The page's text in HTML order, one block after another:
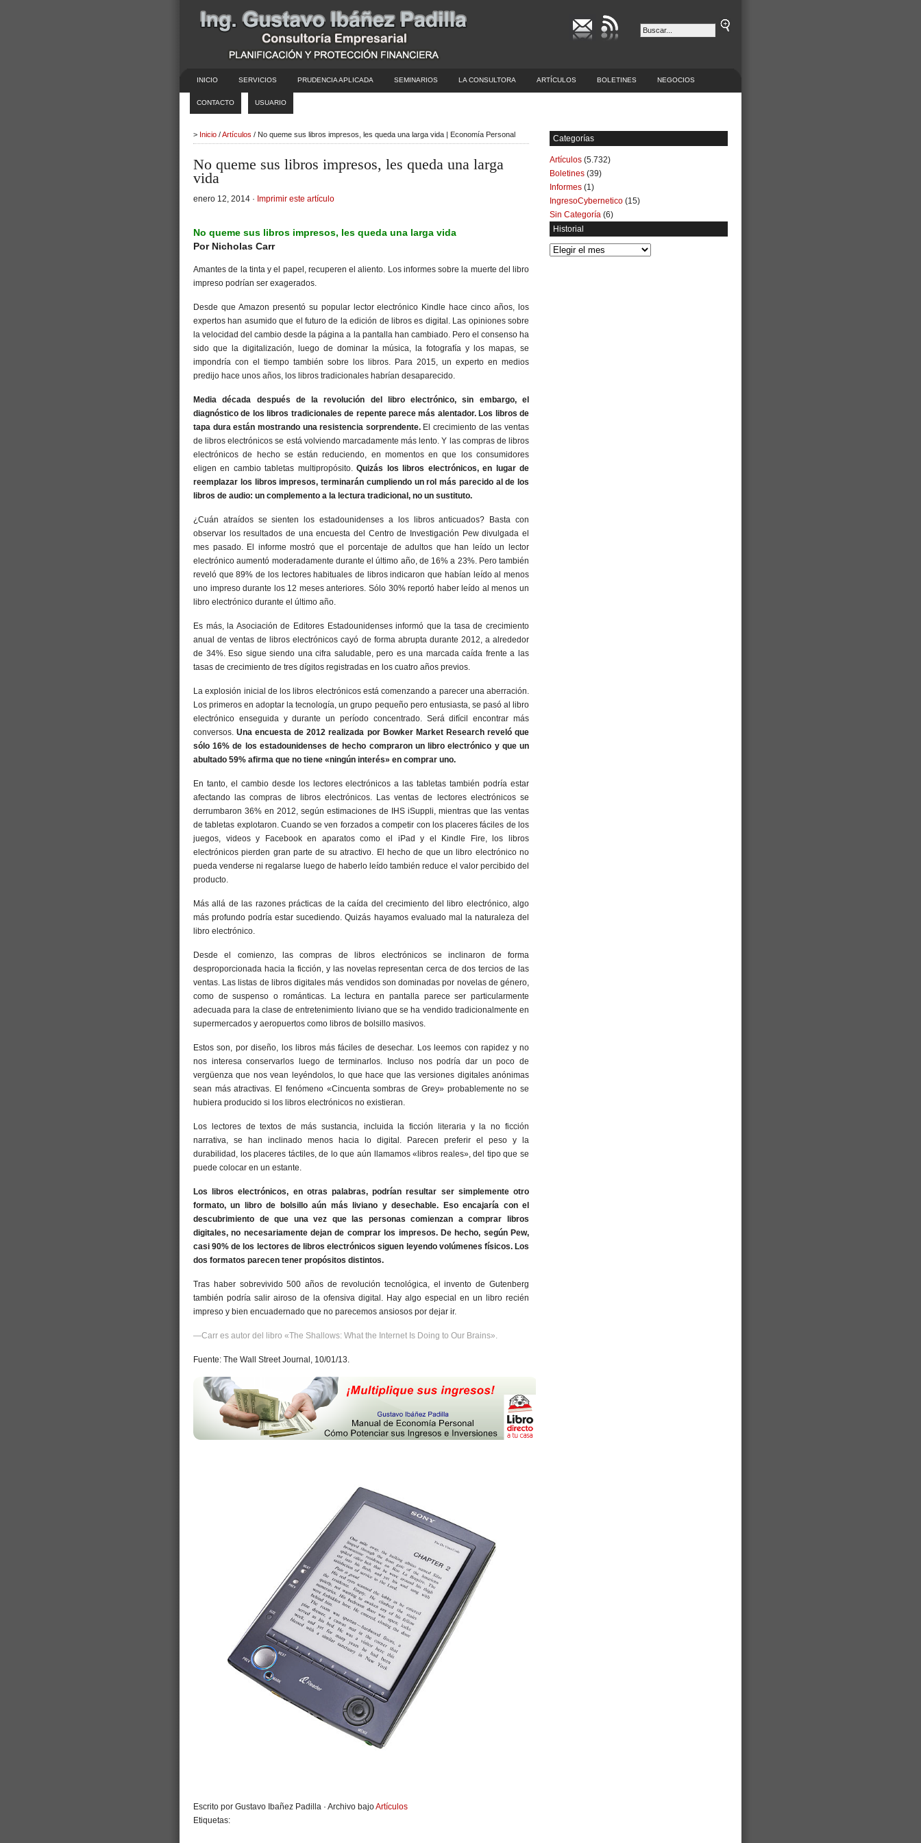
INICIO SERVICIOS PRUDENCIA APLICADA SEMINARIOS LA CONSULTORA ARTÍCULOS BOLETINES NEGOCIOS
CONTACTO USUARIO
> Inicio /Artículos / No queme sus libros impresos, les queda una larga vida | Economía Personal
No queme sus libros impresos, les queda una larga
vida
enero 12, 2014 · Imprimir este artículo
No queme sus libros impresos, les queda una larga vida
Por Nicholas Carr
Amantes de la tinta y el papel, recuperen el aliento. Los informes sobre la muerte del libro
impreso podrían ser exagerados.
Desde que Amazon presentó su popular lector electrónico Kindle hace cinco años, los
expertos han asumido que el futuro de la edición de libros es digital. Las opiniones sobre
la velocidad del cambio desde la página a la pantalla han cambiado. Pero el consenso ha
sido que la digitalización, luego de dominar la música, la fotografía y los mapas, se
impondría con el tiempo también sobre los libros. Para 2015, un experto en medios
predijo hace unos años, los libros tradicionales habrían desaparecido.
Media década después de la revolución del libro electrónico, sin embargo, el
diagnóstico de los libros tradicionales de repente parece más alentador. Los libros de
tapa dura están mostrando una resistencia sorprendente.El crecimiento de las ventas
de libros electrónicos se está volviendo marcadamente más lento. Y las compras de libros
electrónicos de hecho se están reduciendo, en momentos en que los consumidores
eligen en cambio tabletas multipropósito.Quizás los libros electrónicos, en lugar de
reemplazar los libros impresos, terminarán cumpliendo un rol más parecido al de los
libros de audio: un complemento a la lectura tradicional, no un sustituto.
¿Cuán atraídos se sienten los estadounidenses a los libros anticuados? Basta con
observar los resultados de una encuesta del Centro de Investigación Pew divulgada el
mes pasado. El informe mostró que el porcentaje de adultos que han leído un lector
electrónico aumentó moderadamente durante el último año, de 16% a 23%. Pero también
reveló que 89% de los lectores habituales de libros indicaron que habían leído al menos
uno impreso durante los 12 meses anteriores. Sólo 30% reportó haber leído al menos un
libro electrónico durante el último año.
Es más, la Asociación de Editores Estadounidenses informó que la tasa de crecimiento
anual de ventas de libros electrónicos cayó de forma abrupta durante 2012, a alrededor
de 34%. Eso sigue siendo una cifra saludable, pero es una marcada caída frente a las
tasas de crecimiento de tres dígitos registradas en los cuatro años previos.
La explosión inicial de los libros electrónicos está comenzando a parecer una aberración.
Los primeros en adoptar la tecnología, un grupo pequeño pero entusiasta, se pasó al libro
electrónico enseguida y durante un período concentrado. Será difícil encontrar más
conversos.Una encuesta de 2012 realizada por Bowker Market Research reveló que
sólo 16% de los estadounidenses de hecho compraron un libro electrónico y que un
abultado 59% afirma que no tiene «ningún interés» en comprar uno.
En tanto, el cambio desde los lectores electrónicos a las tabletas también podría estar
afectando las compras de libros electrónicos. Las ventas de lectores electrónicos se
derrumbaron 36% en 2012, según estimaciones de IHS iSuppli, mientras que las ventas
de tabletas explotaron. Cuando se ven forzados a competir con los placeres fáciles de los
juegos, videos y Facebook en aparatos como el iPad y el Kindle Fire, los libros
electrónicos pierden gran parte de su atractivo. El hecho de que un libro electrónico no
pueda venderse ni regalarse luego de haberlo leído también reduce el valor percibido del
producto.
Más allá de las razones prácticas de la caída del crecimiento del libro electrónico, algo
más profundo podría estar sucediendo. Quizás hayamos evaluado mal la naturaleza del
libro electrónico.
Desde el comienzo, las compras de libros electrónicos se inclinaron de forma
desproporcionada hacia la ficción, y las novelas representan cerca de dos tercios de las
ventas. Las listas de libros digitales más vendidos son dominadas por novelas de género,
como de suspenso o románticas. La lectura en pantalla parece ser particularmente
adecuada para la clase de entretenimiento liviano que se ha vendido tradicionalmente en
supermercados y aeropuertos como libros de bolsillo masivos.
Estos son, por diseño, los libros más fáciles de desechar. Los leemos con rapidez y no
nos interesa conservarlos luego de terminarlos. Incluso nos podría dar un poco de
vergüenza que nos vean leyéndolos, lo que hace que las versiones digitales anónimas
sean más atractivas. El fenómeno «Cincuenta sombras de Grey» probablemente no se
hubiera producido si los libros electrónicos no existieran.
Los lectores de textos de más sustancia, incluida la ficción literaria y la no ficción
narrativa, se han inclinado menos hacia lo digital. Parecen preferir el peso y la
durabilidad, los placeres táctiles, de lo que aún llamamos «libros reales», del tipo que se
puede colocar en un estante.
Los libros electrónicos, en otras palabras, podrían resultar ser simplemente otro
formato, un libro de bolsillo aún más liviano y desechable. Eso encajaría con el
descubrimiento de que una vez que las personas comienzan a comprar libros
digitales, no necesariamente dejan de comprar los impresos. De hecho, según Pew,
casi 90% de los lectores de libros electrónicos siguen leyendo volúmenes físicos. Los
dos formatos parecen tener propósitos distintos.
Tras haber sobrevivido 500 años de revolución tecnológica, el invento de Gutenberg
también podría salir airoso de la ofensiva digital. Hay algo especial en un libro recién
impreso y bien encuadernado que no parecemos ansiosos por dejar ir.
—Carr es autor del libro «The Shallows: What the Internet Is Doing to Our Brains».
Fuente: The Wall Street Journal, 10/01/13.
Escrito por Gustavo Ibañez Padilla · Archivo bajoArtículos
Etiquetas:
Categorías
Artículos (5.732)
Boletines (39)
Informes (1)
IngresoCybernetico (15)
Sin Categoría (6)
Historial
Historial